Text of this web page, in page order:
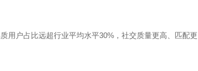
用户占比远超行业平均水平30%，社交质量更高、匹配更